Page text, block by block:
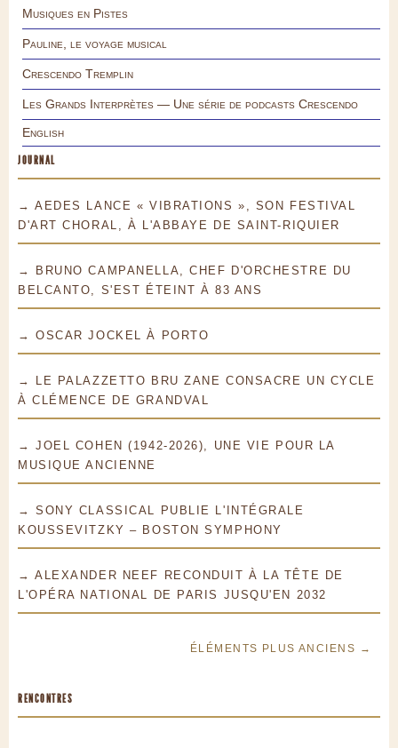
Musiques en Pistes
Pauline, le voyage musical
Crescendo Tremplin
Les Grands Interprètes — Une série de podcasts Crescendo
English
JOURNAL
→ AEDES LANCE « VIBRATIONS », SON FESTIVAL
D'ART CHORAL, À L'ABBAYE DE SAINT-RIQUIER
→ BRUNO CAMPANELLA, CHEF D'ORCHESTRE DU
BELCANTO, S'EST ÉTEINT À 83 ANS
→ OSCAR JOCKEL À PORTO
→ LE PALAZZETTO BRU ZANE CONSACRE UN CYCLE
À CLÉMENCE DE GRANDVAL
→ JOEL COHEN (1942-2026), UNE VIE POUR LA
MUSIQUE ANCIENNE
→ SONY CLASSICAL PUBLIE L'INTÉGRALE
KOUSSEVITZKY – BOSTON SYMPHONY
→ ALEXANDER NEEF RECONDUIT À LA TÊTE DE
L'OPÉRA NATIONAL DE PARIS JUSQU'EN 2032
ÉLÉMENTS PLUS ANCIENS →
RENCONTRES